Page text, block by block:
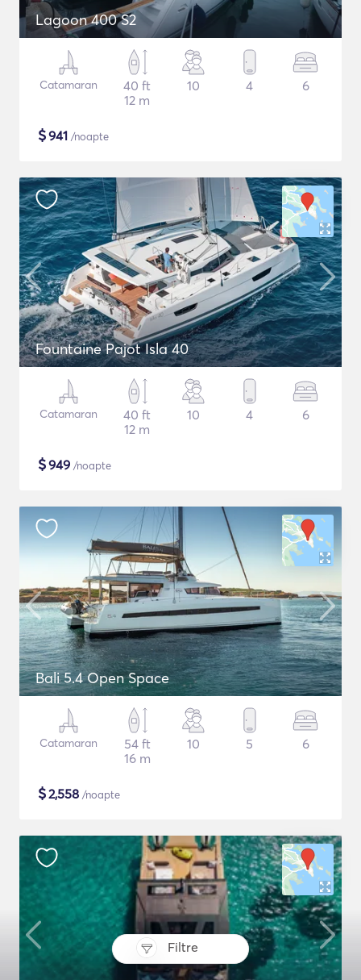
Filtre
Lagoon 400 S2
Catamaran
40 ft
12 m
10 4 6
$941 /noapte
Fountaine Pajot Isla 40
Catamaran
40 ft
12 m
10 4 6
$949 /noapte
Bali 5.4 Open Space
Catamaran
54 ft
16 m
10 5 6
$2,558 /noapte